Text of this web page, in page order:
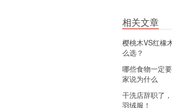
相关文章
樱桃木VS红橡
么选？
哪些食物一定
家说为什么
干洗店辞职了
羽绒服！